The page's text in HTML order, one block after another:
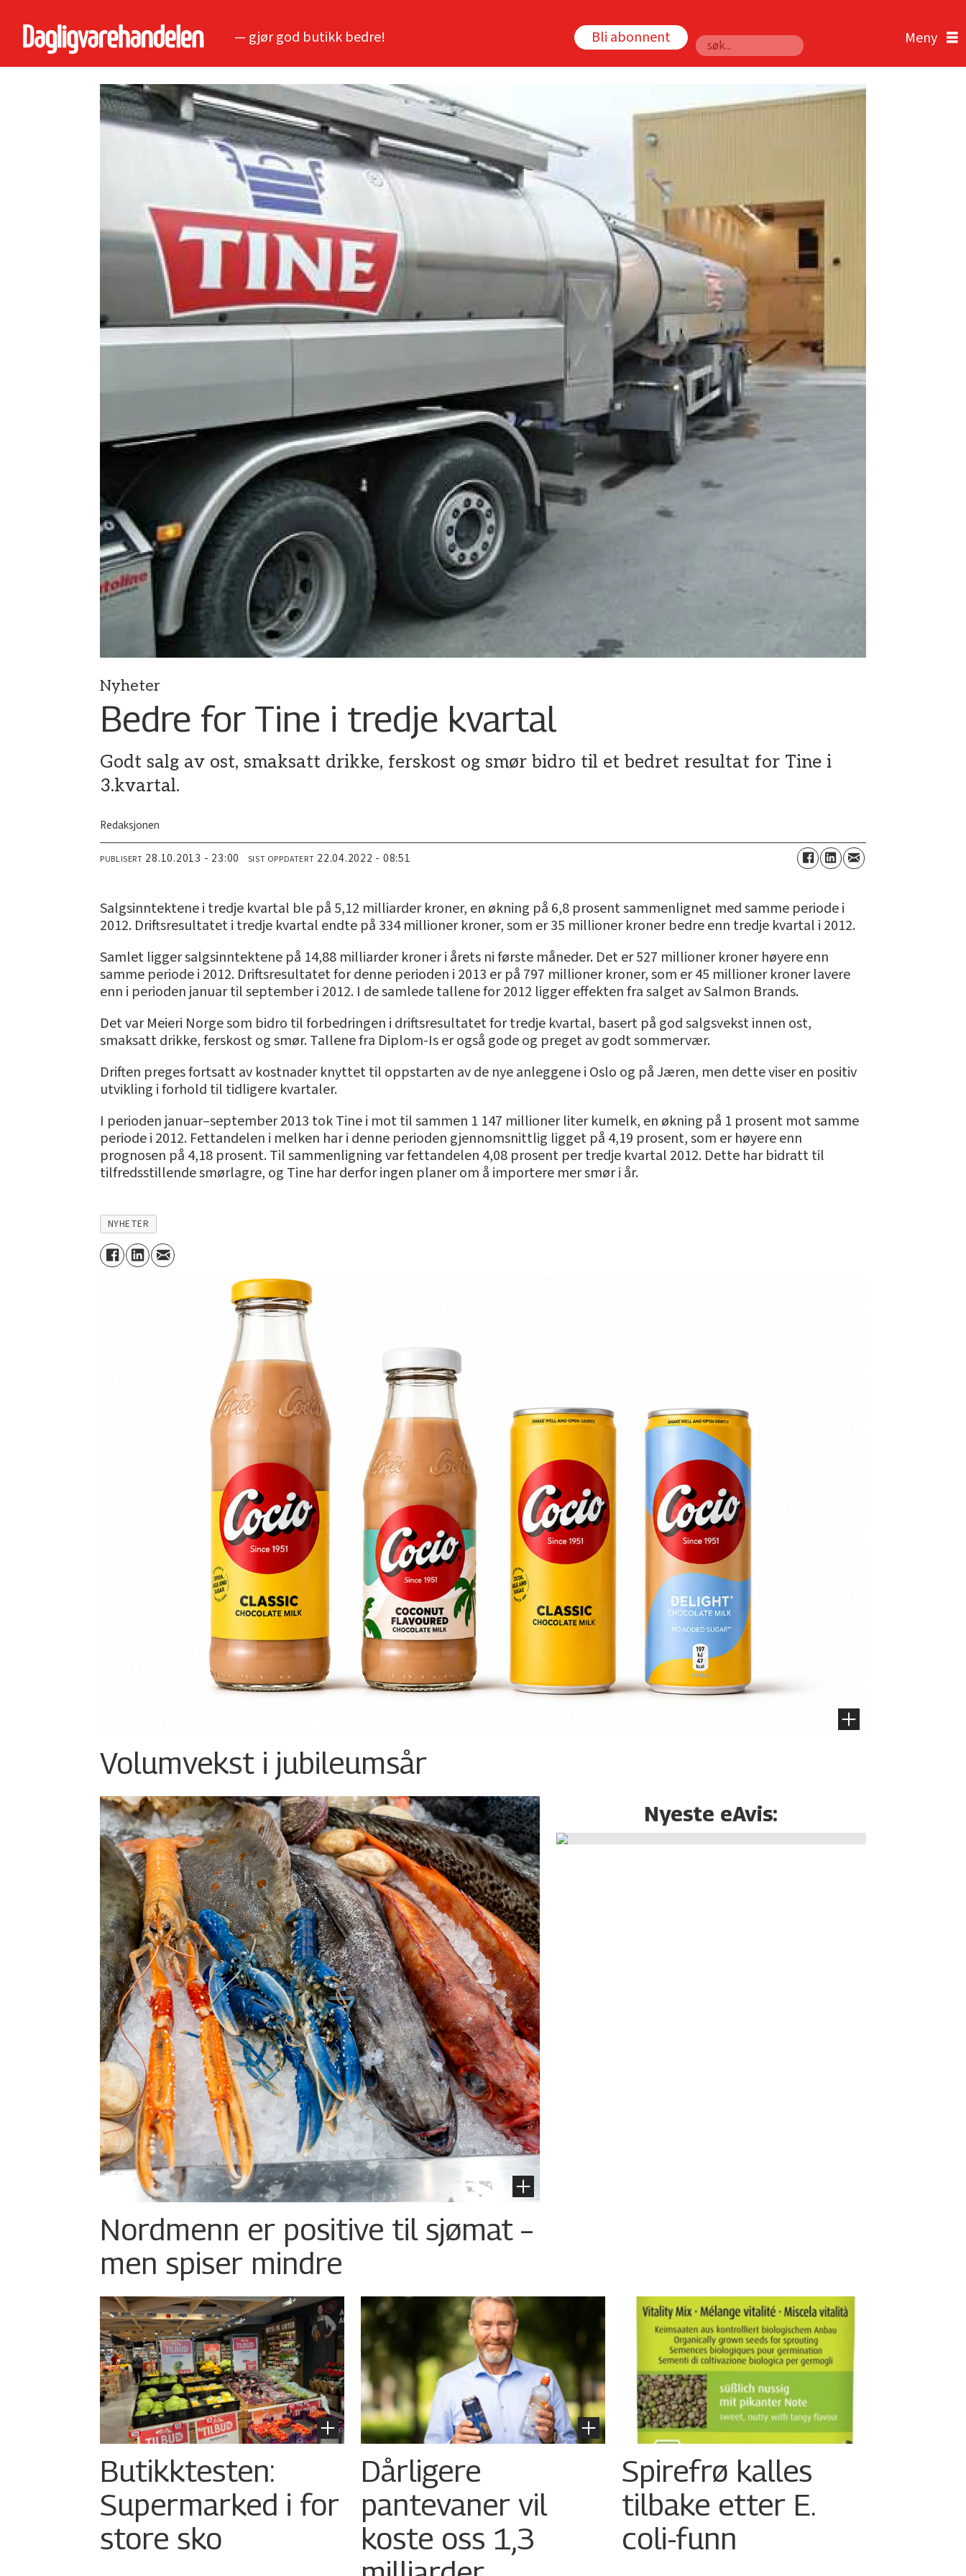
— gjør god butikk bedre! Bli abonnent
Søk
Nyheter
Bedre for Tine i tredje kvartal
Godt salg av ost, smaksatt drikke, ferskost og smør bidro til et bedret resultat for Tine i
3.kvartal.
Redaksjonen
PUBLISERT 28.10.2013 - 23:00 SIST OPPDATERT 22.04.2022 - 08:51
Salgsinntektene i tredje kvartal ble på 5,12 milliarder kroner, en økning på 6,8 prosent sammenlignet med samme periode i
2012. Driftsresultatet i tredje kvartal endte på 334 millioner kroner, som er 35 millioner kroner bedre enn tredje kvartal i 2012.
Samlet ligger salgsinntektene på 14,88 milliarder kroner i årets ni første måneder. Det er 527 millioner kroner høyere enn
samme periode i 2012. Driftsresultatet for denne perioden i 2013 er på 797 millioner kroner, som er 45 millioner kroner lavere
enn i perioden januar til september i 2012. I de samlede tallene for 2012 ligger effekten fra salget av Salmon Brands.
Det var Meieri Norge som bidro til forbedringen i driftsresultatet for tredje kvartal, basert på god salgsvekst innen ost,
smaksatt drikke, ferskost og smør. Tallene fra Diplom-Is er også gode og preget av godt sommervær.
Driften preges fortsatt av kostnader knyttet til oppstarten av de nye anleggene i Oslo og på Jæren, men dette viser en positiv
utvikling i forhold til tidligere kvartaler.
I perioden januar–september 2013 tok Tine i mot til sammen 1 147 millioner liter kumelk, en økning på 1 prosent mot samme
periode i 2012. Fettandelen i melken har i denne perioden gjennomsnittlig ligget på 4,19 prosent, som er høyere enn
prognosen på 4,18 prosent. Til sammenligning var fettandelen 4,08 prosent per tredje kvartal 2012. Dette har bidratt til
tilfredsstillende smørlagre, og Tine har derfor ingen planer om å importere mer smør i år.
NYHETER
Volumvekst i jubileumsår
Nordmenn er positive til sjømat –
men spiser mindre
Nyeste eAvis:
Butikktesten:
Supermarked i for
store sko
Dårligere
pantevaner vil
koste oss 1,3
Spirefrø kalles
tilbake etter E.
coli-funn